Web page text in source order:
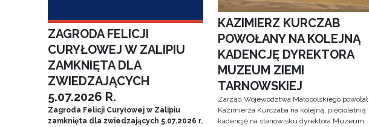
ZAGRODA FELICJI
CURYŁOWEJ W ZALIPIU
ZAMKNIĘTA DLA
ZWIEDZAJĄCYCH
5.07.2026 R.
Zagroda Felicji Curyłowej w Zalipiu
zamknięta dla zwiedzających 5.07.2026 r.
KAZIMIERZ KURCZAB
POWOŁANY NA KOLEJNĄ
KADENCJĘ DYREKTORA
MUZEUM ZIEMI
TARNOWSKIEJ
Zarząd Województwa Małopolskiego powołał
Kazimierza Kurczaba na kolejną, pięcioletnią
kadencję na stanowisku dyrektora Muzeum